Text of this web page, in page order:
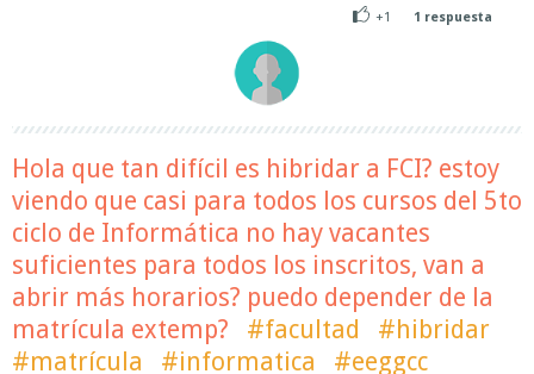
+1
1 respuesta
Hola que tan difícil es hibridar a FCI? estoy
viendo que casi para todos los cursos del 5to
ciclo de Informática no hay vacantes
suficientes para todos los inscritos, van a
abrir más horarios? puedo depender de la
matrícula extemp?
#facultad
#hibridar
#matrícula
#informatica #eeggcc